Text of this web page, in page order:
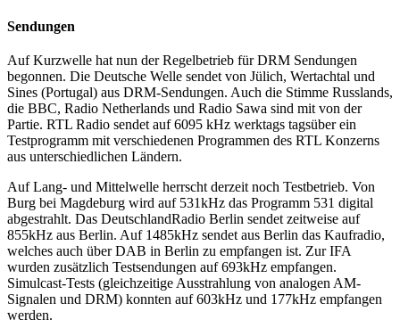
Sendungen
Auf Kurzwelle hat nun der Regelbetrieb für DRM Sendungen
begonnen. Die Deutsche Welle sendet von Jülich, Wertachtal und
Sines (Portugal) aus DRM-Sendungen. Auch die Stimme Russlands,
die BBC, Radio Netherlands und Radio Sawa sind mit von der
Partie. RTL Radio sendet auf 6095 kHz werktags tagsüber ein
Testprogramm mit verschiedenen Programmen des RTL Konzerns
aus unterschiedlichen Ländern.
Auf Lang- und Mittelwelle herrscht derzeit noch Testbetrieb. Von
Burg bei Magdeburg wird auf 531kHz das Programm 531 digital
abgestrahlt. Das DeutschlandRadio Berlin sendet zeitweise auf
855kHz aus Berlin. Auf 1485kHz sendet aus Berlin das Kaufradio,
welches auch über DAB in Berlin zu empfangen ist. Zur IFA
wurden zusätzlich Testsendungen auf 693kHz empfangen.
Simulcast-Tests (gleichzeitige Ausstrahlung von analogen AM-
Signalen und DRM) konnten auf 603kHz und 177kHz empfangen
werden.